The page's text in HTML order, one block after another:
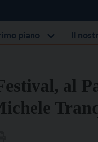
piano Il
al